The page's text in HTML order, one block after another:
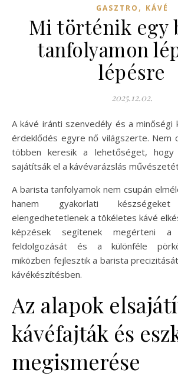
GASZTRO , KÁVÉ
Mi történik egy
tanfolyamon
lépésre
2025.12.02.
A kávé iránti szenvedély és a minőségi kávékészítés iránti
érdeklődés egyre nő világszerte. Nem
többen keresik a lehetőséget,
sajátítsák el a kávévarázslás
A barista tanfolyamok nem csupán
hanem gyakorlati
elengedhetetlenek a tökéletes kávé
képzések segítenek megérteni
feldolgozását és a különféle
miközben fejlesztik a barista
kávékészítésben.
Az alapok
kávéfajták és
megismerése